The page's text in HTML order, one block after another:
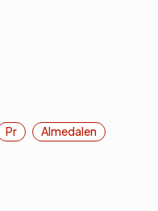
Pr Almedalen